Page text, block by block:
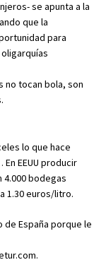
se apunta a la
que la
para
no tocan bola, son
lo que hace
EEUU producir
4.000 bodegas
1.30 euros/litro.
de España porque le